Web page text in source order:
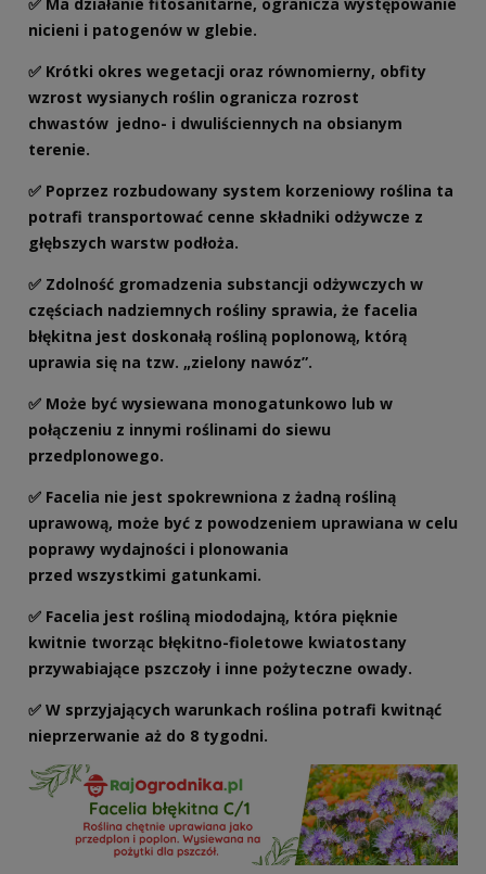
nicieni i patogenów w glebie.
✅ Krótki okres wegetacji oraz równomierny, obfity
wzrost wysianych roślin ogranicza rozrost
chwastów jedno- i dwuliściennych na obsianym
terenie.
✅ Poprzez rozbudowany system korzeniowy roślina ta
potrafi transportować cenne składniki odżywcze z
głębszych warstw podłoża.
✅ Zdolność gromadzenia substancji odżywczych w
częściach nadziemnych rośliny sprawia, że facelia
błękitna jest doskonałą rośliną poplonową, którą
uprawia się na tzw. „zielony nawóz”.
✅ Może być wysiewana monogatunkowo lub w
połączeniu z innymi roślinami do siewu
przedplonowego.
✅ Facelia nie jest spokrewniona z żadną rośliną
uprawową, może być z powodzeniem uprawiana w celu
poprawy wydajności i plonowania
przed wszystkimi gatunkami.
✅ Facelia jest rośliną miododajną, która pięknie
kwitnie tworząc błękitno-fioletowe kwiatostany
przywabiające pszczoły i inne pożyteczne owady.
✅ W sprzyjających warunkach roślina potrafi kwitnąć
nieprzerwanie aż do 8 tygodni.